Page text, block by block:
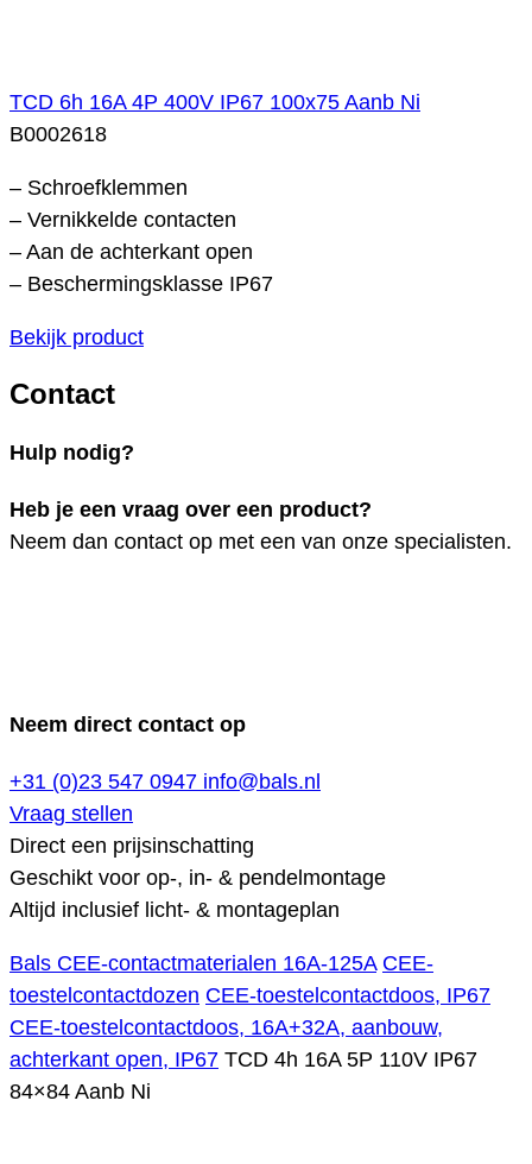
TCD 6h 16A 4P 400V IP67 100x75 Aanb Ni
B0002618
– Schroefklemmen
– Vernikkelde contacten
– Aan de achterkant open
– Beschermingsklasse IP67
Bekijk product
Contact
Hulp nodig?
Heb je een vraag over een product?
Neem dan contact op met een van onze specialisten.
Neem direct contact op
+31 (0)23 547 0947 info@bals.nl
Vraag stellen
Direct een prijsinschatting
Geschikt voor op-, in- & pendelmontage
Altijd inclusief licht- & montageplan
Bals CEE-contactmaterialen 16A-125A CEE-
toestelcontactdozen CEE-toestelcontactdoos, IP67
CEE-toestelcontactdoos, 16A+32A, aanbouw,
achterkant open, IP67 TCD 4h 16A 5P 110V IP67
84×84 Aanb Ni